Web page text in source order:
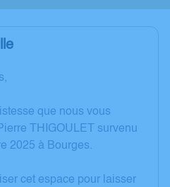
que nous vous
THIGOULET survenu
2025 à Bourges.
cet espace pour laisser